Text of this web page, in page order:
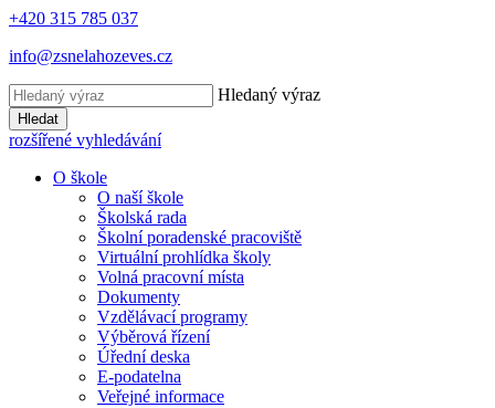
+420 315 785 037
info@zsnelahozeves.cz
Hledaný výraz
Hledat
rozšířené vyhledávání
O škole
O naší škole
Školská rada
Školní poradenské pracoviště
Virtuální prohlídka školy
Volná pracovní místa
Dokumenty
Vzdělávací programy
Výběrová řízení
Úřední deska
E-podatelna
Veřejné informace